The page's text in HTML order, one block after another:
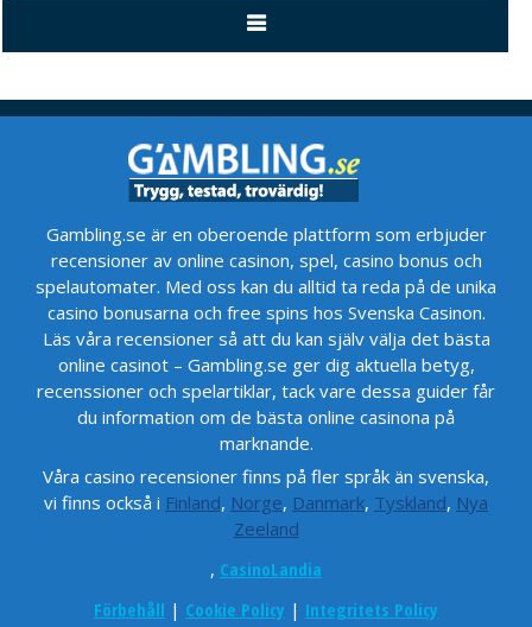
Gambling.se är en oberoende plattform som erbjuder
recensioner av online casinon, spel, casino bonus och
spelautomater. Med oss kan du alltid ta reda på de unika
casino bonusarna och free spins hos Svenska Casinon.
Läs våra recensioner så att du kan själv välja det bästa
online casinot – Gambling.se ger dig aktuella betyg,
recenssioner och spelartiklar, tack vare dessa guider får
du information om de bästa online casinona på
marknande.
Våra casino recensioner finns på fler språk än svenska,
vi finns också i Finland, Norge, Danmark, Tyskland, Nya
Zeeland
, CasinoLandia
Förbehåll | Cookie Policy | Integritets Policy